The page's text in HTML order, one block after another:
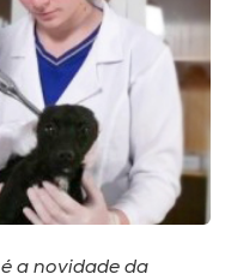
é a novidade da